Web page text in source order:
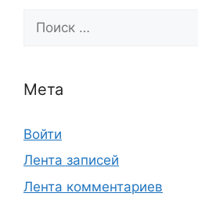
Мета
Войти
Лента записей
Лента комментариев